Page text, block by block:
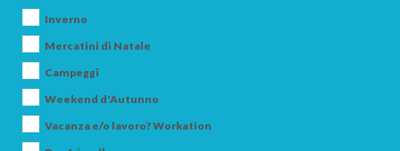
Inverno
Mercatini di Natale
Campeggi
Weekend d'Autunno
Vacanza e/o lavoro? Workation